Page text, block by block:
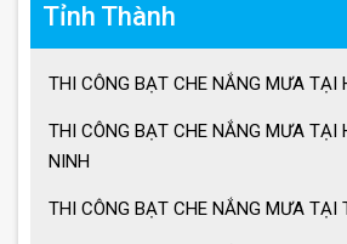
Giá ô lệch tâm vuông
Lưu ý khi sử dụng ô
Tỉnh Thành
THI CÔNG BẠT CHE NẮNG MƯA TẠI
THI CÔNG BẠT CHE NẮNG MƯA TẠI
NINH
THI CÔNG BẠT CHE NẮNG MƯA TẠI